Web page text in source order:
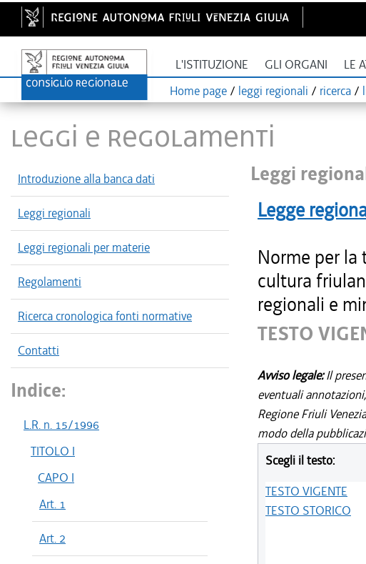
L'ISTITUZIONE GLI ORGANI LE
Home page / leggi regionali / ricerca /
LEGGI E REGOLAMENTI
Introduzione alla banca dati
Leggi regionali
Leggi regionali per materie
Regolamenti
Ricerca cronologica fonti normative
Contatti
Indice:
L.R. n. 15/1996
TITOLO I
CAPO I
Art. 1
Art. 2
Leggi
Legge
Norme per la
cultura
regionali e
TESTO
Avviso legale:Il
eventuali
Regione Friuli
modo della
Scegli il testo:
TESTO VIGENTE
TESTO STORICO